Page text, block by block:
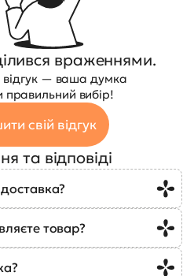
враженнями.
відгук — ваша думка
вибір!
свій відгук
та відповіді
товар?